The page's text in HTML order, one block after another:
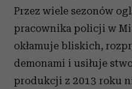
Przez wiele sezonów
pracownika policji w
okłamuje bliskich,
demonami i usiłuje
produkcji z 2013 roku